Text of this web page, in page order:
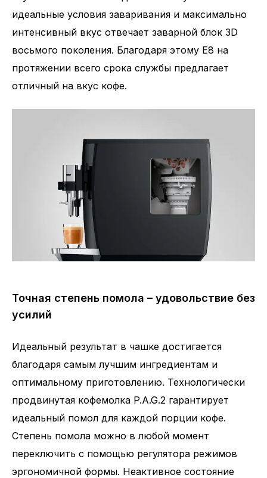
Количество напитков 17
идеальные условия заваривания и максимально
интенсивный вкус отвечает заварной блок 3D
восьмого поколения. Благодаря этому E8 на
протяжении всего срока службы предлагает
отличный на вкус кофе.
Точная степень помола – удовольствие без
усилий
Идеальный результат в чашке достигается
благодаря самым лучшим ингредиентам и
оптимальному приготовлению. Технологически
продвинутая кофемолка P.A.G.2 гарантирует
идеальный помол для каждой порции кофе.
Степень помола можно в любой момент
переключить с помощью регулятора режимов
эргономичной формы. Неактивное состояние